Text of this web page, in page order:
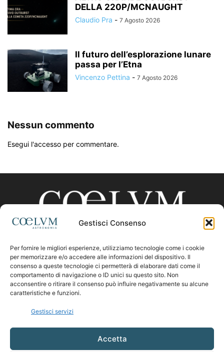
Gestisci Consenso
Per fornire le migliori esperienze, utilizziamo tecnologie come i cookie
per memorizzare e/o accedere alle informazioni del dispositivo. Il
consenso a queste tecnologie ci permetterà di elaborare dati come il
comportamento di navigazione o ID unici su questo sito. Non
acconsentire o ritirare il consenso può influire negativamente su alcune
caratteristiche e funzioni.
Gestisci servizi
Accetta
DELLA 220P/MCNAUGHT
Claudio Pra - 7 Agosto 2026
Il futuro dell’esplorazione lunare
passa per l’Etna
Vincenzo Pettina - 7 Agosto 2026
Nessun commento
Esegui l'accesso per commentare.
CHI SIAMO
Contattaci:coelumastro@coelum.com